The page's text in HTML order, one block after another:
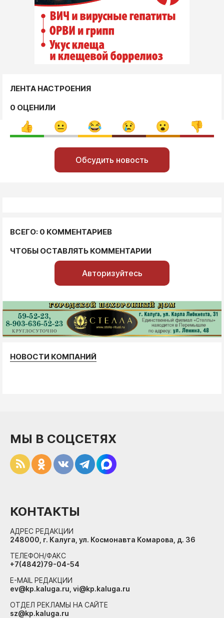
ЛЕНТА НАСТРОЕНИЯ
0 ОЦЕНИЛИ
Обсудить новость
ВСЕГО: 0 КОММЕНТАРИЕВ
ЧТОБЫ ОСТАВЛЯТЬ КОММЕНТАРИИ
Авторизуйтесь
НОВОСТИ КОМПАНИЙ
МЫ В СОЦСЕТЯХ
КОНТАКТЫ
АДРЕС РЕДАКЦИИ
248000, г. Калуга, ул. Космонавта Комарова, д. 36
ТЕЛЕФОН/ФАКС
+7(4842)79-04-54
E-MAIL РЕДАКЦИИ
ev@kp.kaluga.ru, vi@kp.kaluga.ru
ОТДЕЛ РЕКЛАМЫ НА САЙТЕ
sz@kp.kaluga.ru